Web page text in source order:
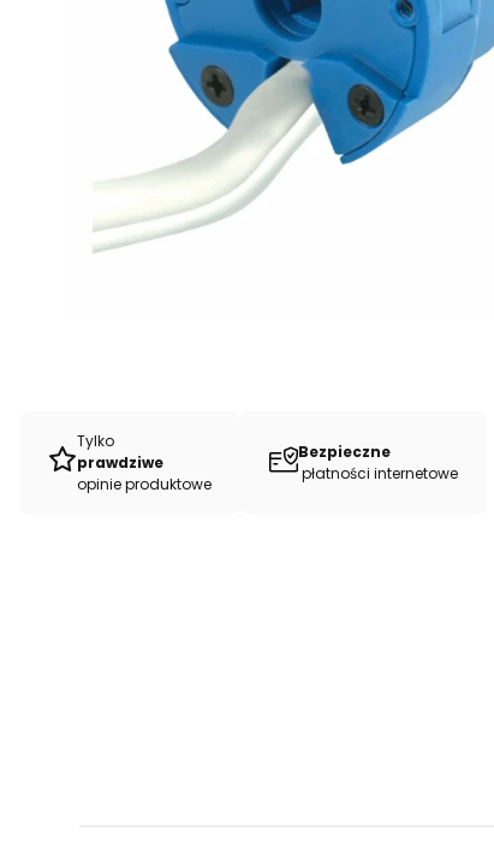
Tylko
prawdziwe
opinie produktowe
Bezpieczne
płatności internetowe